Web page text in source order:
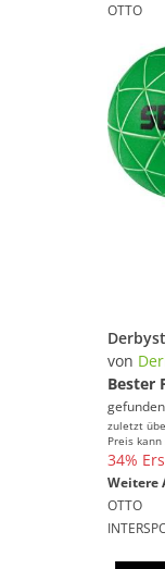
OTTO
von
Bester
zuletzt
Preis
34%
Weitere
OTTO